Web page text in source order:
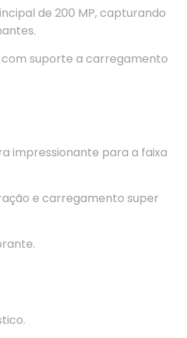
de 200 MP, capturando
com suporte a carregamento
impressionante para a faixa
e carregamento super